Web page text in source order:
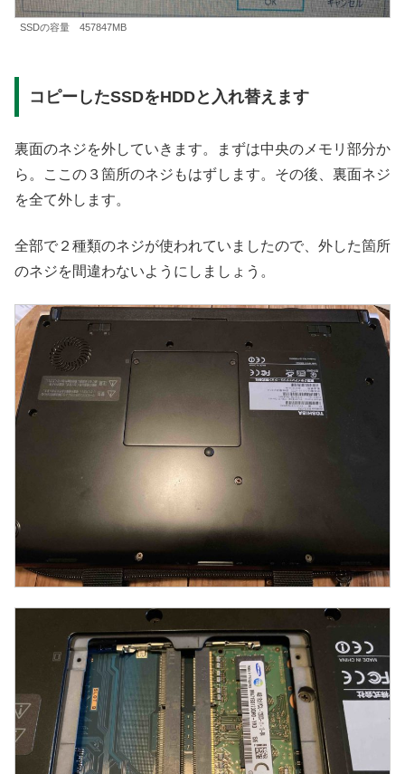
SSDの容量 457847MB
コピーしたSSDをHDDと入れ替えます
裏面のネジを外していきます。まずは中央のメモリ部分か
ら。ここの３箇所のネジもはずします。その後、裏面ネジ
を全て外します。
全部で２種類のネジが使われていましたので、外した箇所
のネジを間違わないようにしましょう。